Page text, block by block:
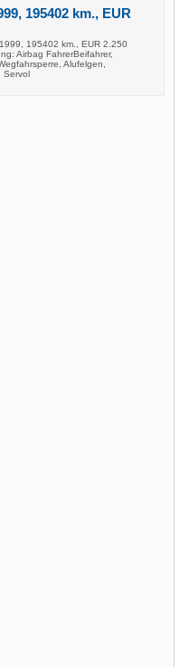
195402 km., EUR
195402 km., EUR 2.250
Airbag FahrerBeifahrer,
Alufelgen,
Servol